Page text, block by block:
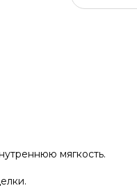
мягкость.